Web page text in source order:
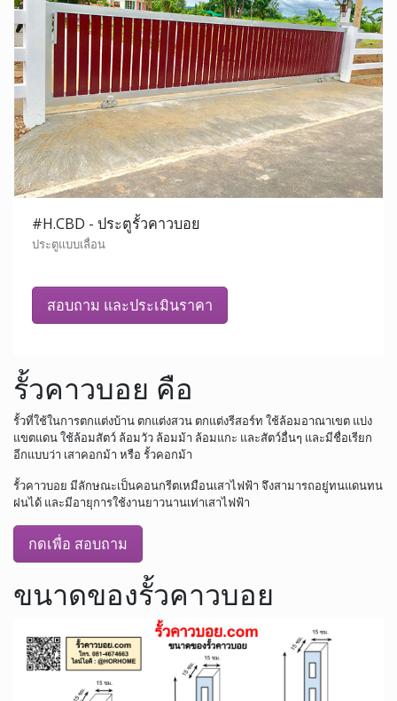
#H.CBD - ประตูรั้วคาวบอย
ประตูแบบเลื่อน
สอบถาม และประเมินราคา
รั้วคาวบอย คือ
รั้วที่ใช้ในการตกแต่งบ้าน ตกแต่งสวน ตกแต่งรีสอร์ท ใช้ล้อมอาณาเขต แบ่ง
แขตแดน ใช้ล้อมสัตว์ ล้อมวัว ล้อมม้า ล้อมแกะ และสัตว์อื่นๆ และมีชื่อเรียก
อีกแบบว่า เสาคอกม้า หรือ รั้วคอกม้า
รั้วคาวบอย มีลักษณะเป็นคอนกรีตเหมือนเสาไฟฟ้า จึงสามารถอยู่ทนแดนทน
ฝนได้ และมีอายุการใช้งานยาวนานเท่าเสาไฟฟ้า
กดเพื่อ สอบถาม
ขนาดของรั้วคาวบอย